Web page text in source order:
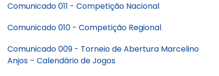
Comunicado 011 - Competição Nacional
Comunicado 010 - Competição Regional
Comunicado 009 - Torneio de Abertura Marcelino
Anjos – Calendário de Jogos